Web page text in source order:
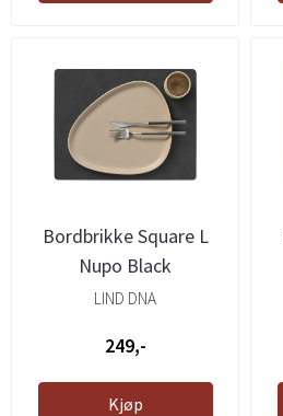
Bordbrikke Square L
Nupo Black
LIND DNA
249,-
Kjøp